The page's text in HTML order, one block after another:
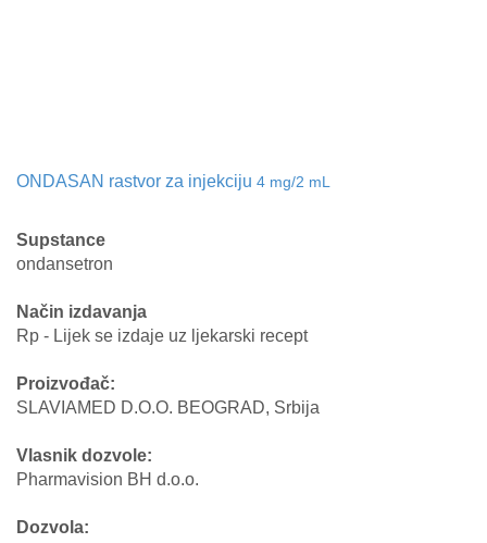
ONDASAN rastvor za injekciju 4 mg/2 mL
Supstance
ondansetron
Način izdavanja
Rp - Lijek se izdaje uz ljekarski recept
Proizvođač:
SLAVIAMED D.O.O. BEOGRAD, Srbija
Vlasnik dozvole:
Pharmavision BH d.o.o.
Dozvola: